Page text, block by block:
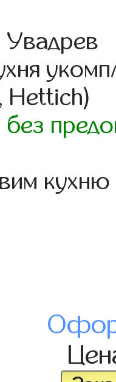
Hettich)